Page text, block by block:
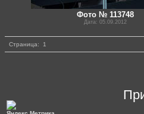
Фото № 113748
Дата: 05.09.2012
Страница: 1